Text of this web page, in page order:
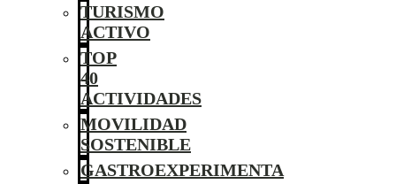
TURISMO
ACTIVO
TOP
40
ACTIVIDADES
MOVILIDAD
SOSTENIBLE
GASTROEXPERIMENTA